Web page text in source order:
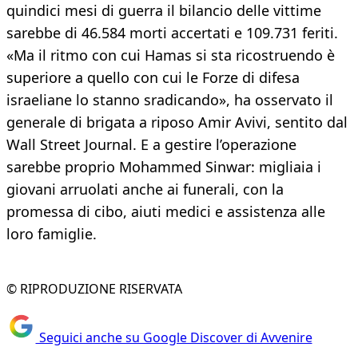
quindici mesi di guerra il bilancio delle vittime
sarebbe di 46.584 morti accertati e 109.731 feriti.
«Ma il ritmo con cui Hamas si sta ricostruendo è
superiore a quello con cui le Forze di difesa
israeliane lo stanno sradicando», ha osservato il
generale di brigata a riposo Amir Avivi, sentito dal
Wall Street Journal. E a gestire l’operazione
sarebbe proprio Mohammed Sinwar: migliaia i
giovani arruolati anche ai funerali, con la
promessa di cibo, aiuti medici e assistenza alle
loro famiglie.
© RIPRODUZIONE RISERVATA
Seguici anche su Google Discover di Avvenire